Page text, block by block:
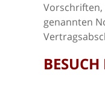
Vorschriften,
genannten